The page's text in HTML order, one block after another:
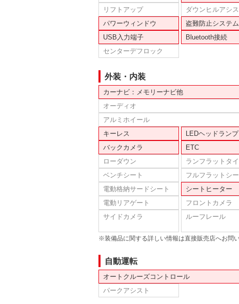
リフトアップ
ダウンヒルアシ
パワーウィンドウ
盗難防止システム
USB入力端子
Bluetooth接続
センターデフロック
外装・内装
カーナビ：メモリーナビ他
オーディオ
アルミホイール
キーレス
LEDヘッドランプ
バックカメラ
ETC
ローダウン
ランフラットタ
ベンチシート
フルフラットシー
電動格納サードシート
シートヒーター
電動リアゲート
フロントカメラ
サイドカメラ
ルーフレール
※装備品に関する詳しい情報は直接販売店へお問い
自動運転
オートクルーズコントロール
パークアシスト